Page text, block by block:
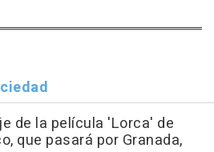
de la película 'Lorca' de
que pasará por Granada,